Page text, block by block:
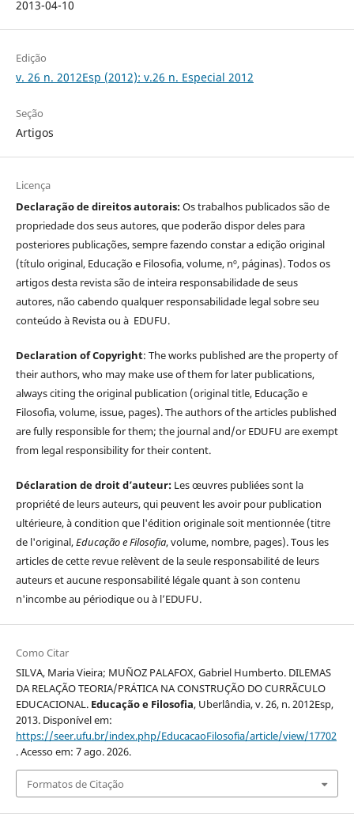
2013-04-10
Edição
v. 26 n. 2012Esp (2012): v.26 n. Especial 2012
Seção
Artigos
Licença
Declaração de direitos autorais:Os trabalhos publicados são de
propriedade dos seus autores, que poderão dispor deles para
posteriores publicações, sempre fazendo constar a edição original
(título original, Educação e Filosofia, volume, nº, páginas). Todos os
artigos desta revista são de inteira responsabilidade de seus
autores, não cabendo qualquer responsabilidade legal sobre seu
conteúdo à Revista ou à EDUFU.
Declaration of Copyright: The works published are the property of
their authors, who may make use of them for later publications,
always citing the original publication (original title, Educação e
Filosofia, volume, issue, pages). The authors of the articles published
are fully responsible for them; the journal and/or EDUFU are exempt
from legal responsibility for their content.
Déclaration de droit d’auteur: Les œuvres publiées sont la
propriété de leurs auteurs, qui peuvent les avoir pour publication
ultérieure, à condition que l'édition originale soit mentionnée (titre
de l'original,Educação e Filosofia, volume, nombre, pages). Tous les
articles de cette revue relèvent de la seule responsabilité de leurs
auteurs et aucune responsabilité légale quant à son contenu
n'incombe au périodique ou à l’EDUFU.
Como Citar
SILVA, Maria Vieira; MUÑOZ PALAFOX, Gabriel Humberto. DILEMAS
DA RELAÇÃO TEORIA/PRÁTICA NA CONSTRUÇÃO DO CURRÃCULO
EDUCACIONAL. Educação e Filosofia, Uberlândia, v. 26, n. 2012Esp,
2013. Disponível em:
https://seer.ufu.br/index.php/EducacaoFilosofia/article/view/17702
. Acesso em: 7 ago. 2026.
Formatos de Citação